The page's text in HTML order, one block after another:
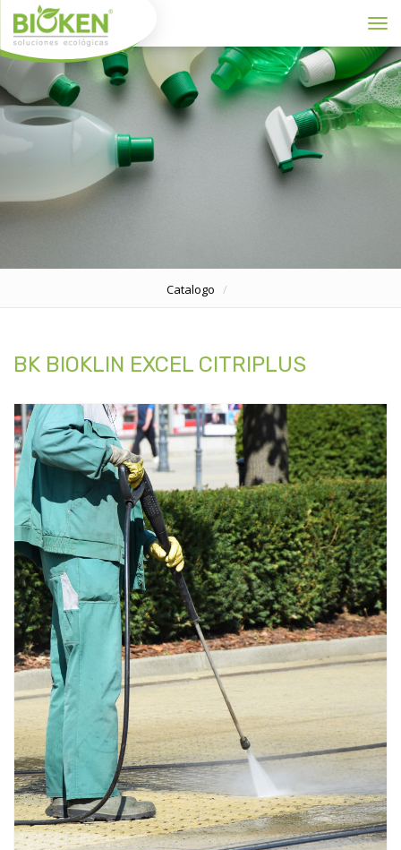
Catalogo
BK BIOKLIN EXCEL CITRIPLUS